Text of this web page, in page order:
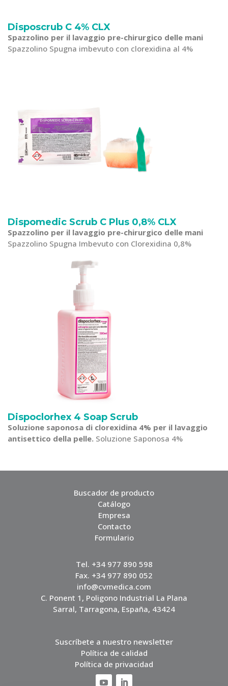
Disposcrub C 4% CLX
Spazzolino per il lavaggio pre-chirurgico delle mani
Spazzolino Spugna imbevuto con clorexidina al 4%
Dispomedic Scrub C Plus 0,8% CLX
Spazzolino per il lavaggio pre-chirurgico delle mani
Spazzolino Spugna Imbevuto con Clorexidina 0,8%
Dispoclorhex 4 Soap Scrub
Soluzione saponosa di clorexidina 4% per il lavaggio
antisettico della pelle. Soluzione Saponosa 4%
Buscador de producto
Catálogo
Empresa
Contacto
Formulario
Tel. +34 977 890 598
Fax. +34 977 890 052
info@cvmedica.com
C. Ponent 1, Poligono Industrial La Plana
Sarral, Tarragona, España, 43424
Suscríbete a nuestro newsletter
Política de calidad
Política de privacidad